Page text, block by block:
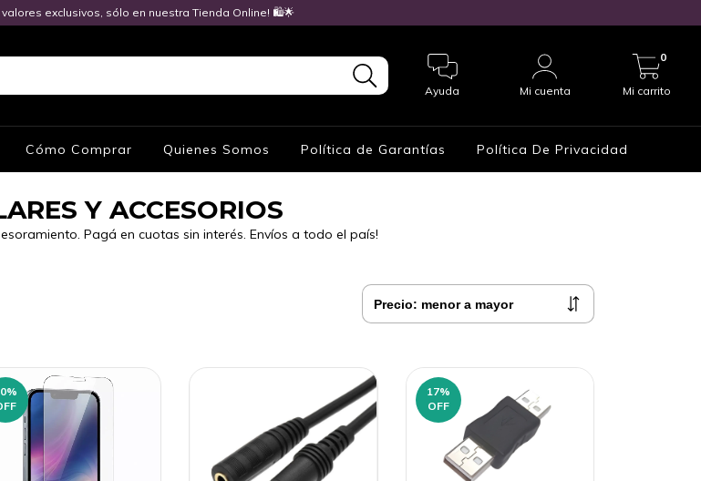
exclusivos, sólo en nuestra Tienda Online! 🛍️🌟
Ayuda Mi cuenta Mi carrito
0
Cómo Comprar Quienes Somos Política de Garantías Política De Privacidad
Y ACCESORIOS
Pagá en cuotas sin interés. Envíos a todo el país!
%
17%
OFF